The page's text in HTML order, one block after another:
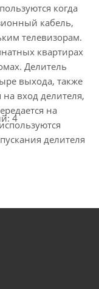
когда
кабель,
телевизорам.
квартирах
Делитель
выхода, также
вход делителя,
на
делителя
Качественно
4